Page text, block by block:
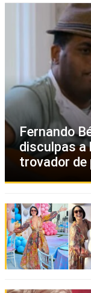
Fernando
disculpas a
trovador